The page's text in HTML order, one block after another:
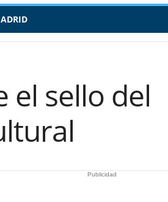
el sello del
Publicidad